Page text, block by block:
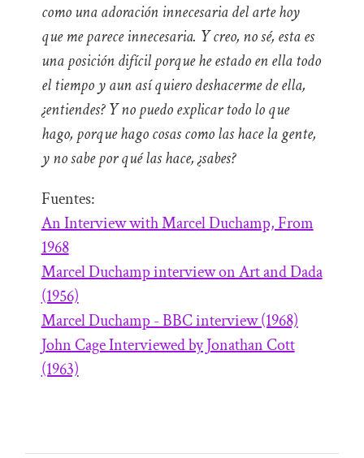
como una adoración innecesaria del arte hoy
que me parece innecesaria. Y creo, no sé, esta es
una posición difícil porque he estado en ella todo
el tiempo y aun así quiero deshacerme de ella,
¿entiendes? Y no puedo explicar todo lo que
hago, porque hago cosas como las hace la gente,
y no sabe por qué las hace, ¿sabes?
Fuentes:
An Interview with Marcel Duchamp, From
1968
Marcel Duchamp interview on Art and Dada
(1956)
Marcel Duchamp - BBC interview (1968)
John Cage Interviewed by Jonathan Cott
(1963)